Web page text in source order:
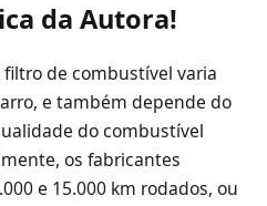
da Autora!
de combustível varia
e também depende do
do combustível
os fabricantes
e 15.000 km rodados, ou